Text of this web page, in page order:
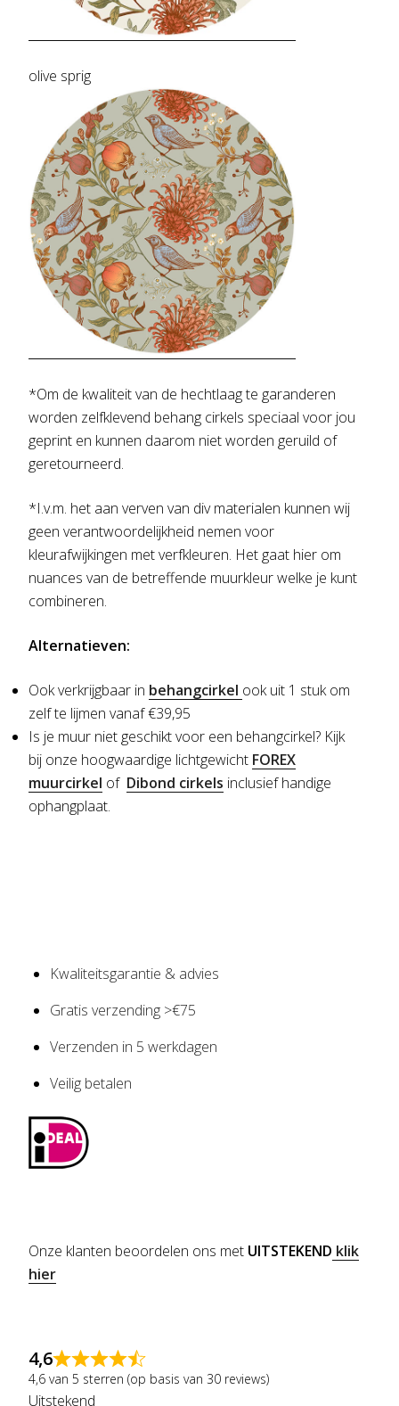
olive sprig
*Om de kwaliteit van de hechtlaag te garanderen
worden zelfklevend behang cirkels speciaal voor jou
geprint en kunnen daarom niet worden geruild of
geretourneerd.
*I.v.m. het aan verven van div materialen kunnen wij
geen verantwoordelijkheid nemen voor
kleurafwijkingen met verfkleuren. Het gaat hier om
nuances van de betreffende muurkleur welke je kunt
combineren.
Alternatieven:
Ook verkrijgbaar in behangcirkel ook uit 1 stuk om
zelf te lijmen vanaf €39,95
Is je muur niet geschikt voor een behangcirkel? Kijk
bij onze hoogwaardige lichtgewicht FOREX
muurcirkel of Dibond cirkels inclusief handige
ophangplaat.
Kwaliteitsgarantie & advies
Gratis verzending >€75
Verzenden in 5 werkdagen
Veilig betalen
Onze klanten beoordelen ons met UITSTEKEND klik
hier
4,6
4,6 van 5 sterren (op basis van 30 reviews)
Uitstekend